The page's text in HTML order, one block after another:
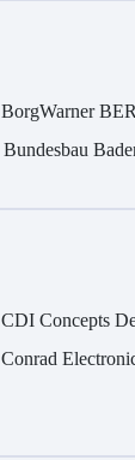
BorgWarner
Bundesbau
CDI Concepts
Conrad